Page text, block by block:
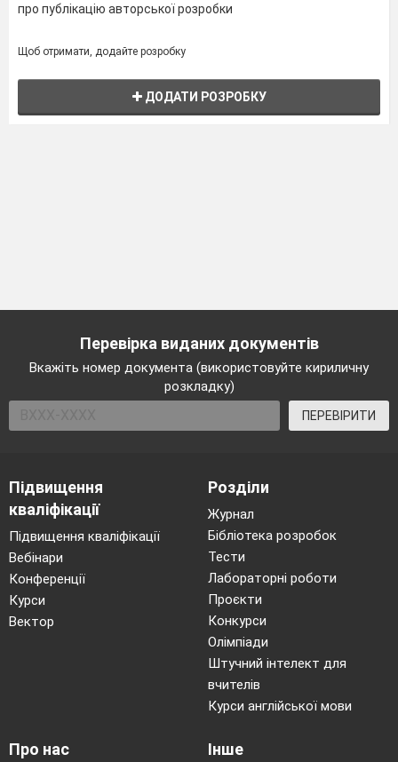
про публікацію авторської розробки
Щоб отримати, додайте розробку
ДОДАТИ РОЗРОБКУ
Перевірка виданих документів
Вкажіть номер документа (використовуйте кириличну
розкладку)
ПЕРЕВІРИТИ
Підвищення
кваліфікації
Підвищення кваліфікації
Вебінари
Конференції
Курси
Вектор
Розділи
Журнал
Бібліотека розробок
Тести
Лабораторні роботи
Проєкти
Конкурси
Олімпіади
Штучний інтелект для
вчителів
Курси англійської мови
Про нас Інше